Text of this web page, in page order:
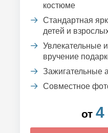
костюме
Стандартная
детей и
Увлекательные
вручение
Зажигательные
Совместное
от 4